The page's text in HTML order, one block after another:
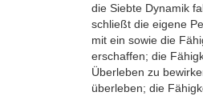
die Siebte Dynamik
schließt die eigene
mit ein sowie die
erschaffen; die
Überleben zu
überleben; die